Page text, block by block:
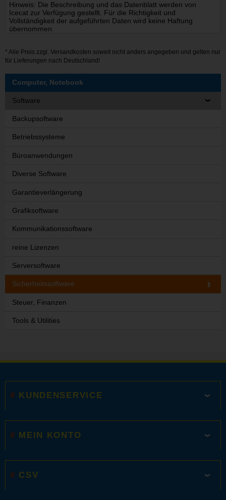
Hinweis: Die Beschreibung und das Datenblatt werden von
Icecat zur Verfügung gestellt. Für die Richtigkeit und
Vollständigkeit der aufgeführten Daten wird keine Haftung
übernommen.
* Alle Preis zzgl. Versandkosten soweit nicht anders angegeben und gelten nur
für Lieferungen nach Deutschland!
Computer, Notebook
Software
Backupsoftware
Betriebssysteme
Büroanwendungen
Diverse Software
Garantieverlängerung
Grafiksoftware
Kommunikationssoftware
reine Lizenzen
Serversoftware
Sicherheitssoftware
Steuer, Finanzen
Tools & Utilities
KUNDENSERVICE
MEIN KONTO
CSV